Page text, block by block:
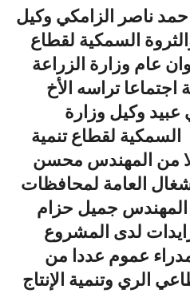
ناصر الزامكي وكيل
السمكية لقطاع
عام وزارة الزراعة
اجتماعا تراسه الأخ
عبيد وكيل وزارة
السمكية لقطاع تنمية
من المهندس محسن
العامة لمحافظات
المهندس جميل حزام
لدى المشروع
عموم عددا من
الري وتنمية الإنتاج